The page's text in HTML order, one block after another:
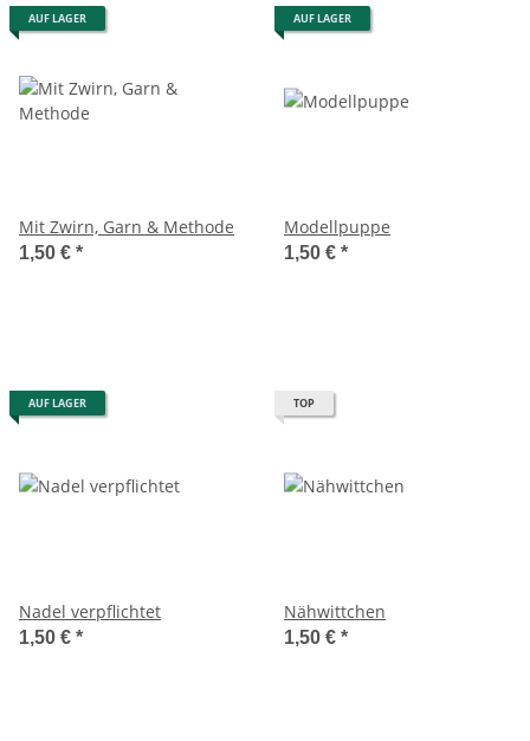
AUF LAGER
Mit Zwirn, Garn & Methode
1,50 € *
AUF LAGER
Modellpuppe
1,50 € *
AUF LAGER
Nadel verpflichtet
1,50 € *
TOP
Nähwittchen
1,50 € *